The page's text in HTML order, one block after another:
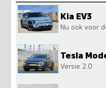
Kia EV3
Nu ook voor
Tesla
Versie 2.0